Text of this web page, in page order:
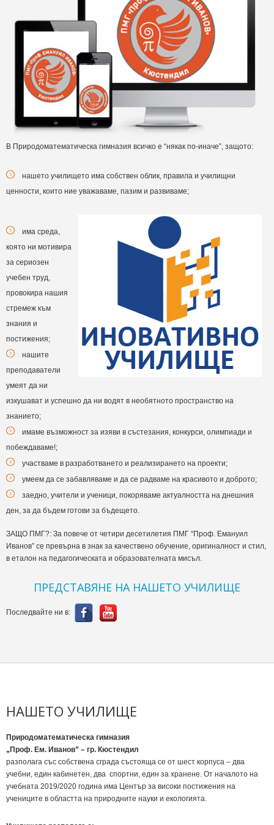
В Природоматематическа гимназия всичко е “някак по-иначе”, защото:
нашето училището има собствен облик, правила и училищни
ценности, които ние уважаваме, пазим и развиваме;
има среда,
която ни мотивира
за сериозен
учебен труд,
провокира нашия
стремеж към
знания и
постижения;
нашите
преподаватели
умеят да ни
изкушават и успешно да ни водят в необятното пространство на
знанието;
имаме възможност за изяви в състезания, конкурси, олимпиади и
побеждаваме!;
участваме в разработването и реализирането на проекти;
умеем да се забавляваме и да се радваме на красивото и доброто;
заедно, учители и ученици, покоряваме актуалността на днешния
ден, за да бъдем готови за бъдещето.
ЗАЩО ПМГ?: За повече от четири десетилетия ПМГ “Проф. Емануил
Иванов” се превърна в знак за качествено обучение, оригиналност и стил,
в еталон на педагогическата и образователната мисъл.
ПРЕДСТАВЯНЕ НА НАШЕТО УЧИЛИЩЕ
Последвайте ни в:
НАШЕТО УЧИЛИЩЕ
Природоматематическа гимназия
„Проф. Ем. Иванов” – гр. Кюстендил
разполага със собствена сграда състояща се от шест корпуса – два
учебни, един кабинетен, два спортни, един за хранене. От началото на
учебната 2019/2020 година има Център за високи постижения на
учениците в областта на природните науки и екологията.